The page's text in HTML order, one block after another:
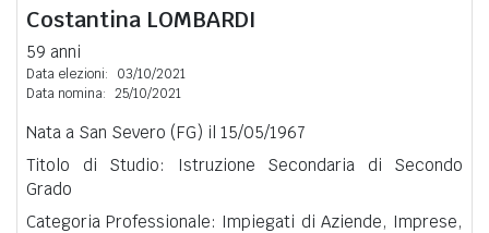
Costantina LOMBARDI
59 anni
Data elezioni:
03/10/2021
Data nomina: 25/10/2021
Nata a San Severo (FG) il 15/05/1967
Titolo di Studio: Istruzione Secondaria di Secondo
Grado
Categoria Professionale: Impiegati di Aziende, Imprese,